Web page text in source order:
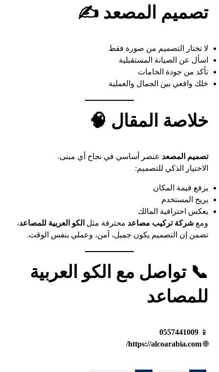
تصميم المصعد ✍️
لا تختار التصميم من صورة فقط
اسأل عن الصيانة المستقبلية
تأكد من جودة الخامات
خلك واقعي بين الجمال والعملية
خلاصة المقال 🧠
تصميم المصعد عنصر أساسي في نجاح أي مبنى.
الاختيار الذكي للتصميم:
يرفع قيمة المكان
يريح المستخدم
يعكس احترافية المالك
ومعشركة تركيب مصاعد محترفة مثل الكو العربية للمصاعد،
تضمن إن التصميم يكون جميل، آمن، وعملي بنفس الوقت.
📞 تواصل مع الكو العربية
للمصاعد
📱
0557441009
🌐
https://alcoarabia.com/